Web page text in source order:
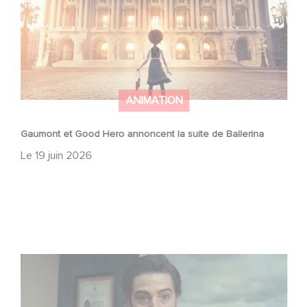
ANIMATION
Gaumont et Good Hero annoncent la suite de Ballerina
Le 19 juin 2026
Mexico 86, est à retrouver dès maintenant sur Netflix